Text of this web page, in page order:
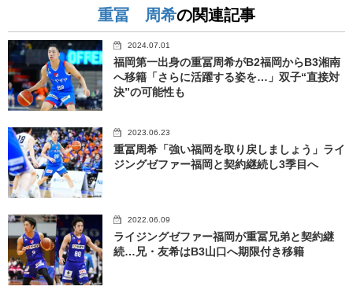
重冨 周希の関連記事
2024.07.01
福岡第一出身の重冨周希がB2福岡からB3湘南
へ移籍「さらに活躍する姿を…」双子“直接対
決”の可能性も
2023.06.23
重冨周希「強い福岡を取り戻しましょう」ライ
ジングゼファー福岡と契約継続し3季目へ
2022.06.09
ライジングゼファー福岡が重冨兄弟と契約継
続…兄・友希はB3山口へ期限付き移籍